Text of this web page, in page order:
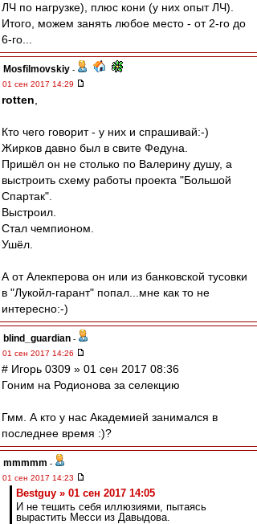
ЛЧ по нагрузке), плюс кони (у них опыт ЛЧ).
Итого, можем занять любое место - от 2-го до
6-го...
Mosfilmovskiy -
01 сен 2017 14:29
rotten
Кто чего говорит - у них и спрашивай:-)
Жирков давно был в свите Федуна.
Пришёл он не столько по Валерину душу, а
выстроить схему работы проекта "Большой
Спартак".
Выстроил.
Стал чемпионом.
Ушёл.
А от Алекперова он или из банковской тусовки
в "Лукойл-гарант" попал...мне как то не
интересно:-)
blind_guardian -
01 сен 2017 14:26
# Игорь 0309 » 01 сен 2017 08:36
Гоним на Родионова за селекцию
Гмм. А кто у нас Академией занимался в
последнее время :)?
mmmmm -
01 сен 2017 14:23
Bestguy » 01 сен 2017 14:05
И не тешить себя иллюзиями, пытаясь
вырастить Месси из Давыдова.